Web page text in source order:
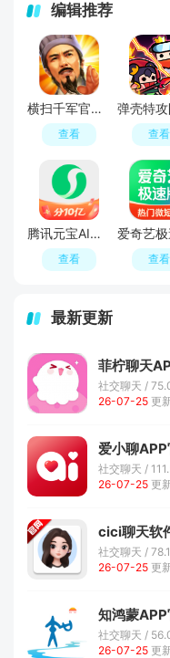
编辑推荐
横扫千军官方正版最新版
查看 查看
腾讯元宝AI软件
查看 查看
最新更新
菲柠聊天
社交聊天 /
26-07-25 更
爱小聊
社交聊天 /
26-07-25 更
cici聊天软
社交聊天 /
26-07-25 更
知鸿蒙
社交聊天 /
26-07-25 更